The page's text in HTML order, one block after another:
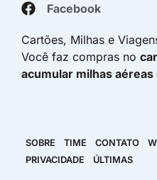
Facebook
Cartões, Milhas e
Você faz compras no
acumular milhas aéreas
SOBRE TIME CONTATO
PRIVACIDADE
ÚLTIMAS